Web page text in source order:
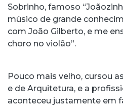
Sobrinho, famoso
músico de grande
com João Gilberto, e me
choro no violão”.
Pouco mais velho, cursou
e de Arquitetura, e a
aconteceu justamente em